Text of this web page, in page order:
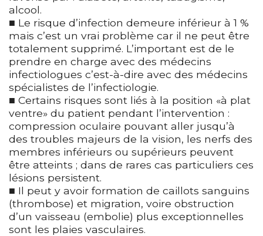
alcool.
■ Le risque d’infection demeure inférieur à 1 %
mais c’est un vrai problème car il ne peut être
totalement supprimé. L’important est de le
prendre en charge avec des médecins
infectiologues c’est-à-dire avec des médecins
spécialistes de l’infectiologie.
■ Certains risques sont liés à la position «à plat
ventre» du patient pendant l’intervention :
compression oculaire pouvant aller jusqu’à
des troubles majeurs de la vision, les nerfs des
membres inférieurs ou supérieurs peuvent
être atteints ; dans de rares cas particuliers ces
lésions persistent.
■ Il peut y avoir formation de caillots sanguins
(thrombose) et migration, voire obstruction
d’un vaisseau (embolie) plus exceptionnelles
sont les plaies vasculaires.